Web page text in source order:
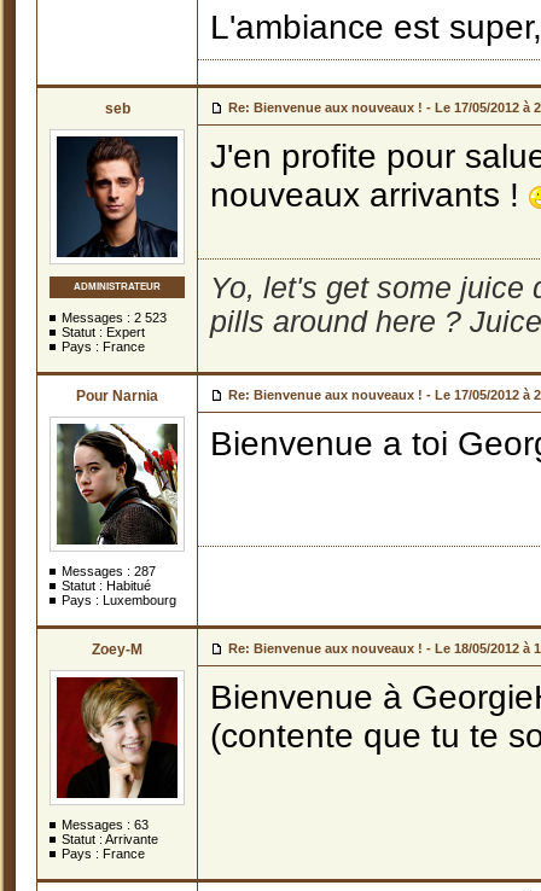
L'ambiance est
seb
ADMINISTRATEUR
Messages : 2 523
Statut : Expert
Pays : France
Re: Bienvenue aux nouveaux ! - Le 17/05/2012 à
J'en profite pour
nouveaux arrivants !
Yo, let's get some juice
pills around here ?
Pour Narnia
Messages : 287
Statut : Habitué
Pays : Luxembourg
Re: Bienvenue aux nouveaux ! - Le 17/05/2012 à
Bienvenue a toi
Zoey-M
Messages : 63
Statut : Arrivante
Pays : France
Re: Bienvenue aux nouveaux ! - Le 18/05/2012 à
Bienvenue à
(contente que tu te